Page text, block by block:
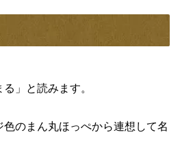
」と読みます。
のまん丸ほっぺから連想して名